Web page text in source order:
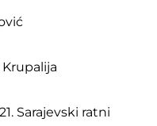
Sarajevski ratni